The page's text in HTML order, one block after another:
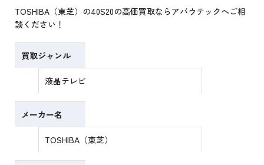
TOSHIBA（東芝）の40S20の高価買取ならアバウテックへご相
談ください！
買取ジャンル
液晶テレビ
メーカー名
TOSHIBA（東芝）